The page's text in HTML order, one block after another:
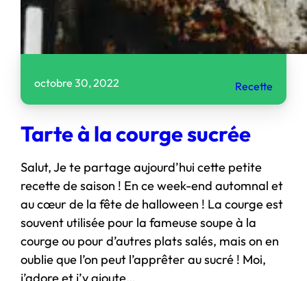
octobre 30, 2022 Recette
Tarte à la courge sucrée
Salut, Je te partage aujourd’hui cette petite
recette de saison ! En ce week-end automnal et
au cœur de la fête de halloween ! La courge est
souvent utilisée pour la fameuse soupe à la
courge ou pour d’autres plats salés, mais on en
oublie que l’on peut l’apprêter au sucré ! Moi,